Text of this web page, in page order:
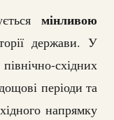
мінливою
держави. У
східних
періоди та
напрямку